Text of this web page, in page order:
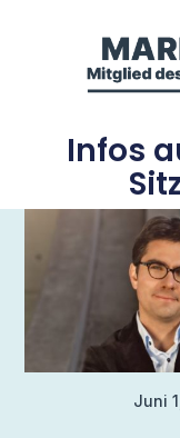
Infos
Juni